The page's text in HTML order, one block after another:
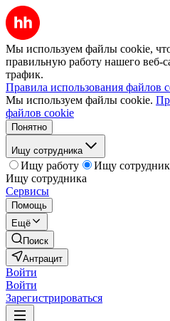
Мы используем файлы cookie,
правильную работу нашего веб-
трафик.
Правила использования файлов
Мы используем файлы cookie.
файлов cookie
Понятно
Ищу сотрудника
Ищу работу
Ищу
Ищу сотрудника
Сервисы
Помощь
Ещё
Поиск
Антрацит
Войти
Войти
Зарегистрироваться